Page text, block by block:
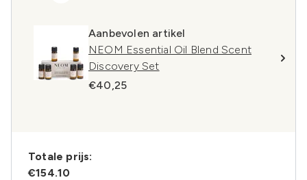
Aanbevolen artikel
NEOM Essential Oil Blend Scent
Discovery Set
€40,25
Totale prijs:
€154.10